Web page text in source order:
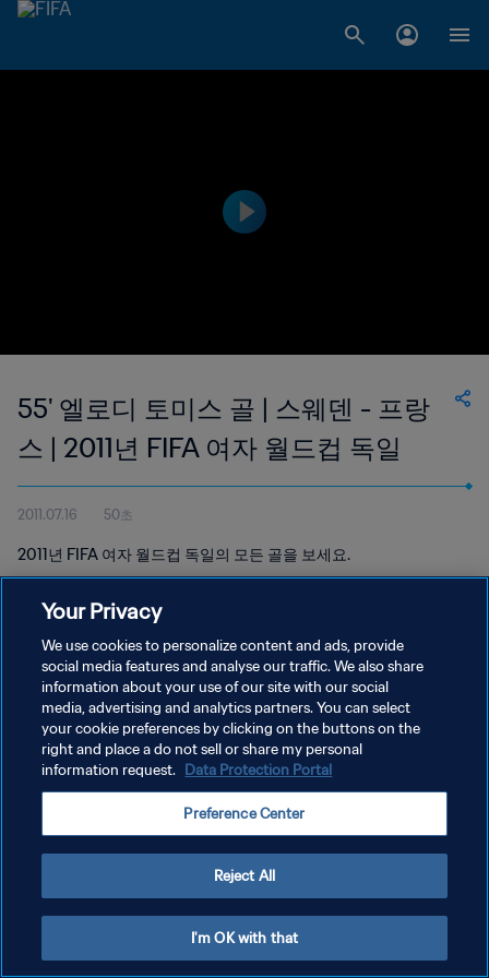
55' 엘로디 토미스 골 | 스웨덴 - 프랑
스 | 2011년 FIFA 여자 월드컵 독일
2011.07.16 50초
2011년 FIFA 여자 월드컵 독일의 모든 골을 보세요.
개인정보 보호정책
서비스 약관
쿠키 기본 설정 관리
Your Privacy
We use cookies to personalize content and ads, provide
social media features and analyse our traffic. We also share
information about your use of our site with our social
media, advertising and analytics partners. You can select
your cookie preferences by clicking on the buttons on the
right and place a do not sell or share my personal
information request. Data Protection Portal
Preference Center
Reject All
I'm OK with that